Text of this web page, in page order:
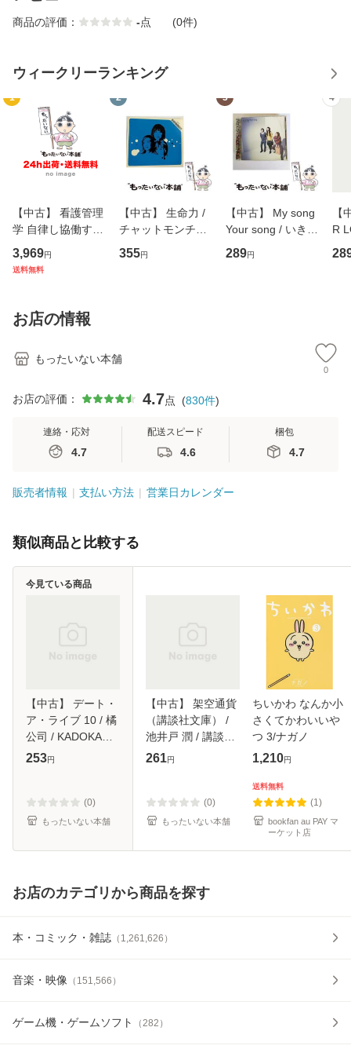
商品の評価： -点 (0件)
ウィークリーランキング
1
【中古】 看護管理
学 自律し協働する
専門職の看護マネ
ジメントスキル 改
恵 藤本幸三 / 南江
堂 [単行
3,969円
送料無料
2
【中古】 生命力 /
チャットモンチー /
キューンレコード
[CD]【メール便送
355円
3
【中古】 My song
Your song / いきも
のがかり / [CD]
【メール便送料無
289円
4
【
R
産
お店の情報
もったいない本舗
0
お店の評価： 4.7点 (830件)
連絡・応対
4.7
配送スピード
4.6
梱包
4.7
販売者情報 支払い方法 営業日カレンダー
類似商品と比較する
【中古】 デート・
ア・ライブ 10 / 橘
公司 / KADOKAWA
[文庫]【メール便送
253円
(0)
もったいない本舗
今見ている商品
【中古】 架空通貨
（講談社文庫） /
池井戸 潤 / 講談社
[文庫]【メール便送
261円
(0)
もったいない本舗
ちいかわ なんか小
さくてかわいいや
つ 3/ナガノ
1,210円
送料無料
(1)
bookfan au PAY マ
ーケット店
お店のカテゴリから商品を探す
本・コミック・雑誌 （ 1,261,626 ）
音楽・映像 （ 151,566 ）
ゲーム機・ゲームソフト （282 ）